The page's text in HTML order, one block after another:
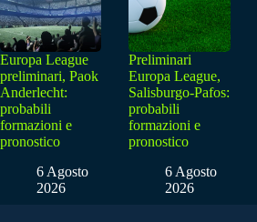
Europa League
preliminari, Paok
Anderlecht:
probabili
formazioni e
pronostico
6 Agosto
2026
Preliminari
Europa League,
Salisburgo-Pafos:
probabili
formazioni e
pronostico
6 Agosto
2026